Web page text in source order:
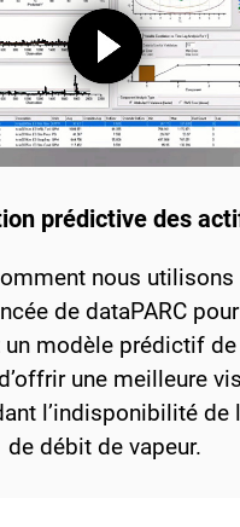
prédictive des
nous
de dataPARC
un modèle prédictif
une meilleure
l’indisponibilité de
de débit de vapeur.